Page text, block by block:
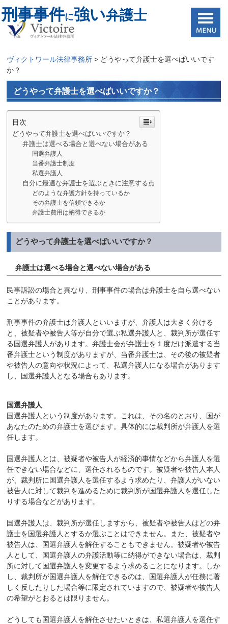
刑事事件に強い弁護士
ヴィクトワール法律事務所 > どうやって弁護士を選べばいいです
か？
どうやって弁護士を選べばいいですか？
目次
どうやって弁護士を選べばいいですか？
弁護士は選べる場合と選べない場合がある
国選弁護人
当番弁護士制度
私選弁護人
自分に最適な弁護士を選ぶときに注意する点
どのような弁護方針を持っているか
その弁護士を信頼できるか
弁護士費用は納得できるか
どうやって弁護士を選べばいいですか？
弁護士は選べる場合と選べない場合がある
民事訴訟の場合と異なり、刑事事件の場合は弁護士を自ら選べない
ことがあります。
刑事事件の弁護士は弁護人といいますが、弁護人は大きく分ける
と、被疑者や被告人等が自分で選ぶ私選弁護人と、裁判所が選任す
る国選弁護人があります。弁護士会が弁護士を１度だけ派遣する当
番弁護士という制度がありますが、当番弁護士は、その後の被疑者
や被告人の意向や状況によって、私選弁護人になる場合があります
し、国選弁護人となる場合もあります。
国選弁護人
国選弁護人という制度があります。これは、その名のとおり、国が
あなたのための弁護士を選びます。具体的には裁判所が弁護人を選
任します。
国選弁護人とは、被疑者や被告人が経済的事情などから弁護人を選
任できない場合などに、選任されるものです。被疑者や被告人本人
が、裁判所に国選弁護人を選任するよう求めたり、弁護人がいない
被告人に対して裁判を進めるために裁判所が国選弁護人を選任した
りする場合などがあります。
国選弁護人は、裁判所が選任しますから、被疑者や被告人はどの弁
護士を国選弁護人とするか選ぶことはできません。また、被疑者や
被告人は、国選弁護人を解任することもできません。被疑者や被告
人として、国選弁護人の弁護活動等に納得ができない場合は、裁判
所に対して国選弁護人を変更するよう求めることになります。しか
し、裁判所が国選弁護人を解任できるのは、国選弁護人が任務に著
しく反したりした場合等に限定されていますので、被疑者や被告人
の希望がとおるとは限りません。
どうしても国選弁護人を解任させたいときは、私選弁護人を選任す